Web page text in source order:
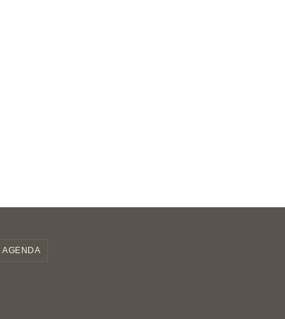
AGENDA